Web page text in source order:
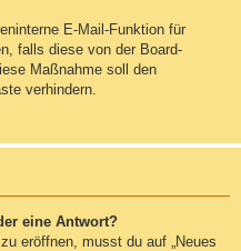
E-Mail-Funktion für
falls diese von der Board-
Maßnahme soll den
verhindern.
eine Antwort?
eröffnen, musst du auf „Neues